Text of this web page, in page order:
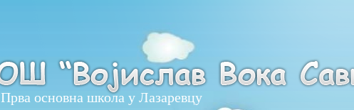
Прва основна школа у Лазаревцу